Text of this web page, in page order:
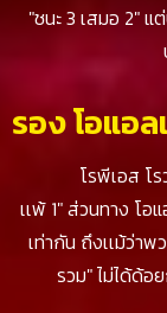
"ชนะ 3 เสมอ 2" แ
รอง โอแอ
โรพีเอส โรวานี
เเพ้ 1" ส่วนทาง โอ
เท่ากัน ถึงเเม้ว่าพ
รวม" ไม่ได้ด้อ